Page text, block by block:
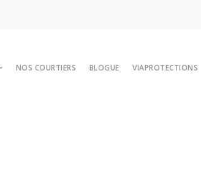
NOS COURTIERS BLOGUE VIAPROTECTIONS